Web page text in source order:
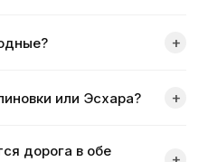
машина уже дежурит на+
не отличается от
или Эсхара? +
Т-21-11 в сторону
дорога в обе